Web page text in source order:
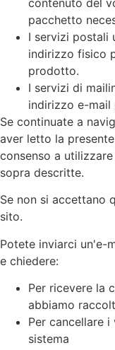
pacchetto
I servizi postali
indirizzo fisico
prodotto.
I servizi di
indirizzo e-
Se continuate a
aver letto la
consenso a
sopra descritte.
Se non si accettano
sito.
Potete inviarci un'e-
e chiedere:
Per ricevere la
abbiamo
Per cancellare
sistema